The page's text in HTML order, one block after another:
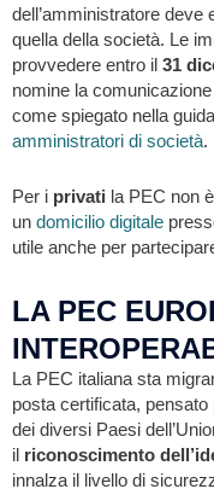
dell’amministratore deve
quella della società. Le
provvedere entro il 31
nomine la
come spiegato nella guida
amministratori di società.
Per i privati la PEC non
un domicilio digitale
utile anche per
LA PEC
La PEC italiana sta
posta certificata, pensato
dei diversi Paesi
il riconoscimento
innalza il livello di